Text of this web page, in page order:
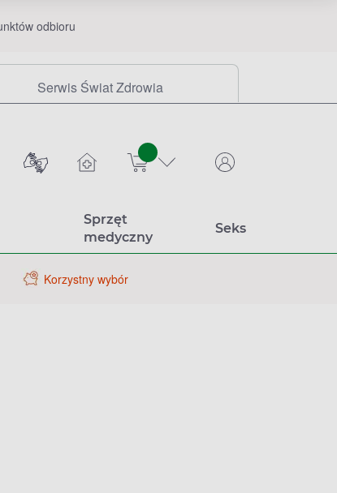
odbioru
Serwis Świat Zdrowia
sztuk
Sprzęt
medyczny
Seks
Korzystny wybór